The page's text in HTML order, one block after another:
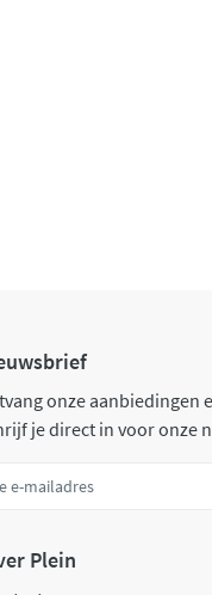
onze aanbiedingen
je direct in voor onze
Plein